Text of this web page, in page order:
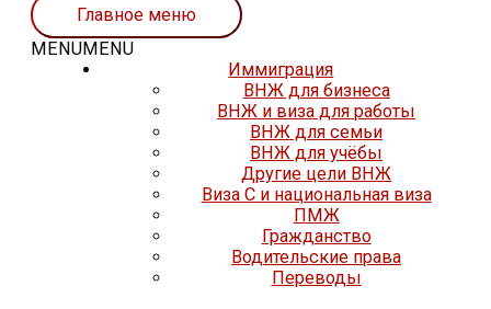
Главное меню
MENUMENU
Иммиграция
ВНЖ для бизнеса
ВНЖ и виза для работы
ВНЖ для семьи
ВНЖ для учёбы
Другие цели ВНЖ
Виза C и национальная виза
ПМЖ
Гражданство
Водительские права
Переводы